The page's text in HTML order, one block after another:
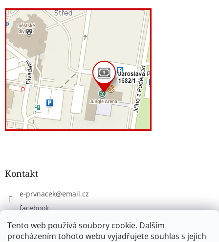
Tento web používá soubory cookie. Dalším
procházením tohoto webu vyjadřujete souhlas s jejich
Kontakt
e-prvnacek@email.cz
facebook
eprvnacek